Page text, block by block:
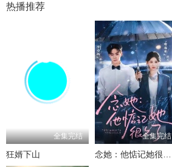
热播推荐
全集完结
狂婿下山
全集完结
念她：他惦记她很久了